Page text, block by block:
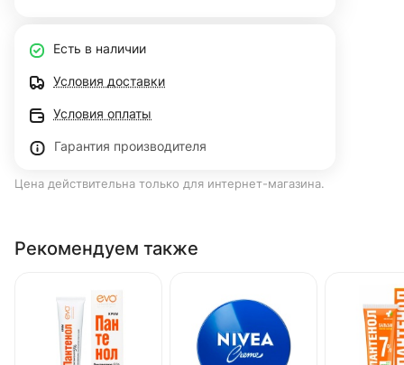
Есть в наличии
Условия доставки
Условия оплаты
Гарантия производителя
Цена действительна только для интернет-магазина.
Рекомендуем также